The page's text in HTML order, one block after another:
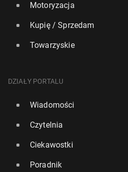
Motoryzacja
Kupię / Sprzedam
Towarzyskie
DZIAŁY PORTALU
Wiadomości
Czytelnia
Ciekawostki
Poradnik